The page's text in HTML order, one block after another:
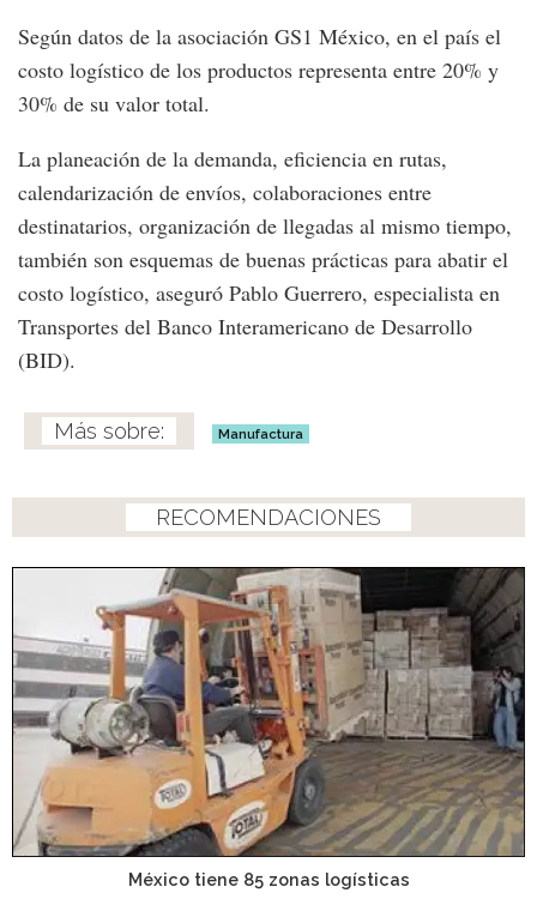
Según datos de la asociación GS1 México, en el país el
costo logístico de los productos representa entre 20% y
30% de su valor total.
La planeación de la demanda, eficiencia en rutas,
calendarización de envíos, colaboraciones entre
destinatarios, organización de llegadas al mismo tiempo,
también son esquemas de buenas prácticas para abatir el
costo logístico, aseguró Pablo Guerrero, especialista en
Transportes del Banco Interamericano de Desarrollo
(BID).
Manufactura
RECOMENDACIONES
México tiene 85 zonas logísticas